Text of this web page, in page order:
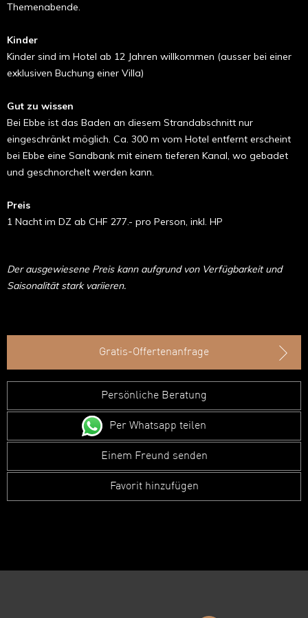
Themenabende.
Kinder
Kinder sind im Hotel ab 12 Jahren willkommen (ausser bei einer
exklusiven Buchung einer Villa)
Gut zu wissen
Bei Ebbe ist das Baden an diesem Strandabschnitt nur
eingeschränkt möglich. Ca. 300 m vom Hotel entfernt erscheint
bei Ebbe eine Sandbank mit einem tieferen Kanal, wo gebadet
und geschnorchelt werden kann.
Preis
1 Nacht im DZ ab CHF 277.- pro Person, inkl. HP
Der ausgewiesene Preis kann aufgrund von Verfügbarkeit und
Saisonalität stark variieren.
Gratis-Offertenanfrage
Persönliche Beratung
Per Whatsapp teilen
Einem Freund senden
Favorit hinzufügen